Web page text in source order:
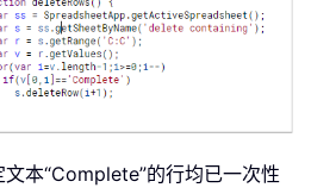
本“Complete”的行均已一次性